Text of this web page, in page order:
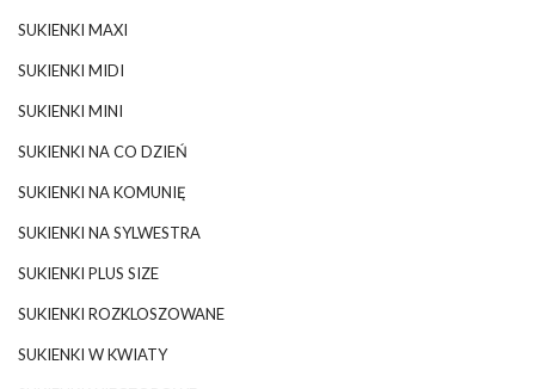
SUKIENKI MAXI
SUKIENKI MIDI
SUKIENKI MINI
SUKIENKI NA CO DZIEŃ
SUKIENKI NA KOMUNIĘ
SUKIENKI NA SYLWESTRA
SUKIENKI PLUS SIZE
SUKIENKI ROZKLOSZOWANE
SUKIENKI W KWIATY